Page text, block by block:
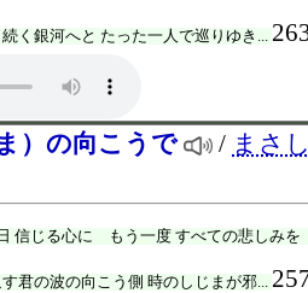
く銀河へと たった一人で巡りゆき...
）の向こうで / まさ
日 信じる心に もう一度 すべての悲し
君の波の向こう側 時のしじまが邪...